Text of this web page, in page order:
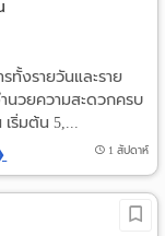
ทั้งรายวันและราย
นวยความสะดวกครบ
ริ่มต้น 5,...
1 สัปดาห์